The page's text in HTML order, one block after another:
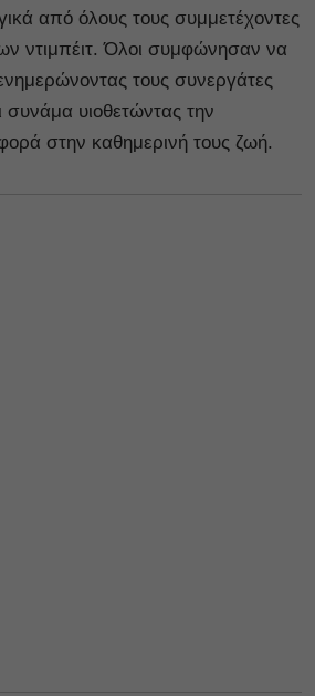
από όλους τους συμμετέχοντες
ντιμπέιτ. Όλοι συμφώνησαν να
τους συνεργάτες
συνάμα υιοθετώντας την
στην καθημερινή τους ζωή.